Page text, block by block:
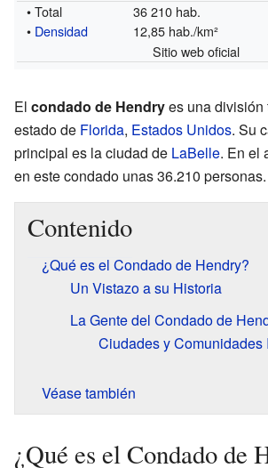
• Total
36 210 hab.
• Densidad
12,85 hab./km²
Sitio web oficial
El condado de Hendryes una división
estado de Florida, Estados Unidos. Su
principal es la ciudad de LaBelle. En el
en este condado unas 36.210 personas.
Contenido
¿Qué es el Condado de Hendry?
Un Vistazo a su Historia
La Gente del Condado de
Ciudades y Comunidades
Véase también
¿Qué es el Condado de